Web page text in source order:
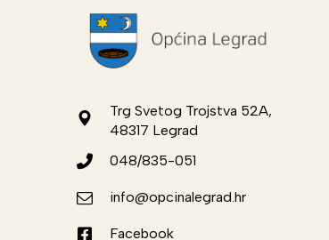
Trg Svetog Trojstva 52A,
48317 Legrad
048/835-051
info@opcinalegrad.hr
Facebook